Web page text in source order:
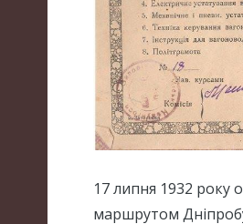
17 липня 1932 року
маршрутом